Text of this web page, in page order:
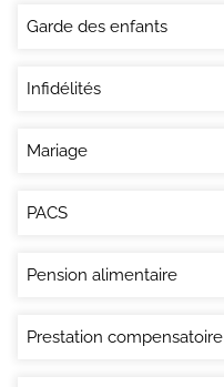
Garde des enfants
Infidélités
Mariage
PACS
Pension alimentaire
Prestation compensatoire